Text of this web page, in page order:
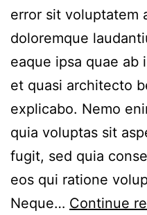
error sit voluptatem
doloremque
eaque ipsa quae
et quasi architecto
explicabo. Nemo
quia voluptas sit
fugit, sed quia
eos qui ratione
Neque… Continue